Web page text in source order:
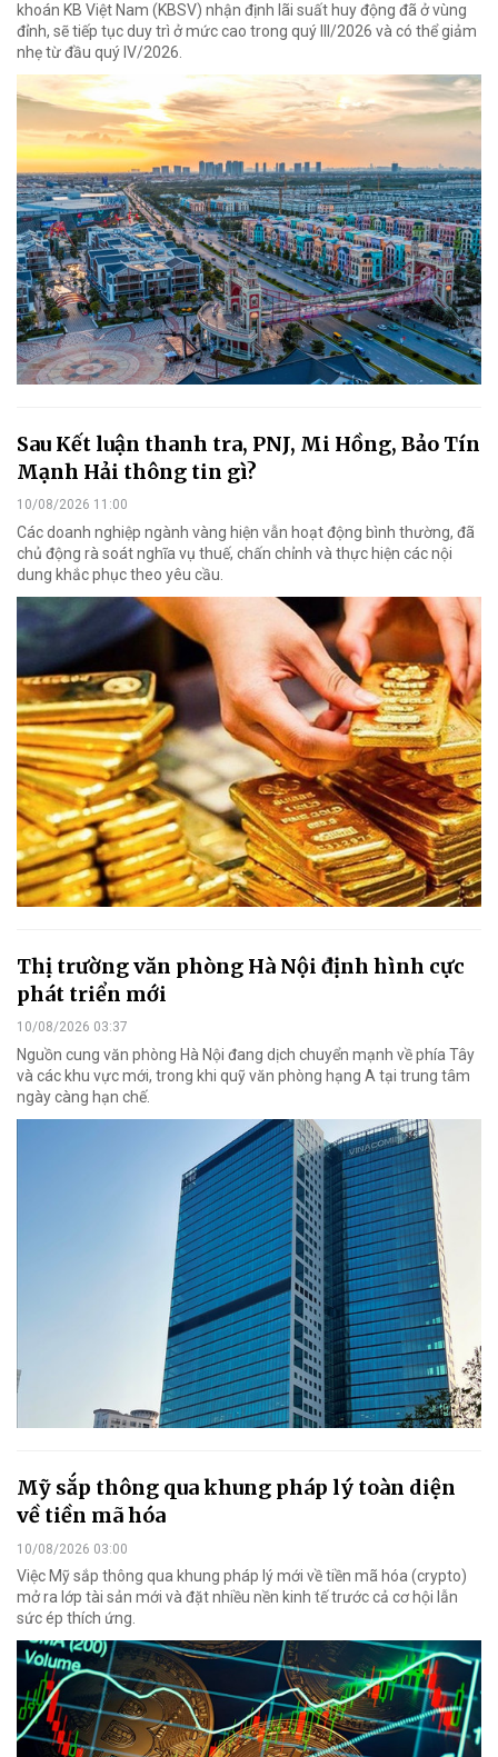
khoán KB Việt Nam (KBSV) nhận định lãi suất huy động đã ở vùng
đỉnh, sẽ tiếp tục duy trì ở mức cao trong quý III/2026 và có thể giảm
nhẹ từ đầu quý IV/2026.
Sau Kết luận thanh tra, PNJ, Mi Hồng, Bảo Tín
Mạnh Hải thông tin gì?
10/08/2026 11:00
Các doanh nghiệp ngành vàng hiện vẫn hoạt động bình thường, đã
chủ động rà soát nghĩa vụ thuế, chấn chỉnh và thực hiện các nội
dung khắc phục theo yêu cầu.
Thị trường văn phòng Hà Nội định hình cực
phát triển mới
10/08/2026 03:37
Nguồn cung văn phòng Hà Nội đang dịch chuyển mạnh về phía Tây
và các khu vực mới, trong khi quỹ văn phòng hạng A tại trung tâm
ngày càng hạn chế.
Mỹ sắp thông qua khung pháp lý toàn diện
về tiền mã hóa
10/08/2026 03:00
Việc Mỹ sắp thông qua khung pháp lý mới về tiền mã hóa (crypto)
mở ra lớp tài sản mới và đặt nhiều nền kinh tế trước cả cơ hội lẫn
sức ép thích ứng.